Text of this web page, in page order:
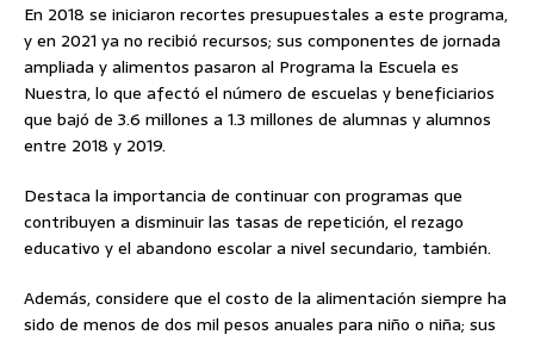
En 2018 se iniciaron recortes presupuestales a este programa,
y ​​en 2021 ya no recibió recursos; sus componentes de jornada
ampliada y alimentos pasaron al Programa la Escuela es
Nuestra, lo que afectó el número de escuelas y beneficiarios
que bajó de 3.6 millones a 1.3 millones de alumnas y alumnos
entre 2018 y 2019.
Destaca la importancia de continuar con programas que
contribuyen a disminuir las tasas de repetición, el rezago
educativo y el abandono escolar a nivel secundario, también.
Además, considere que el costo de la alimentación siempre ha
sido de menos de dos mil pesos anuales para niño o niña; sus